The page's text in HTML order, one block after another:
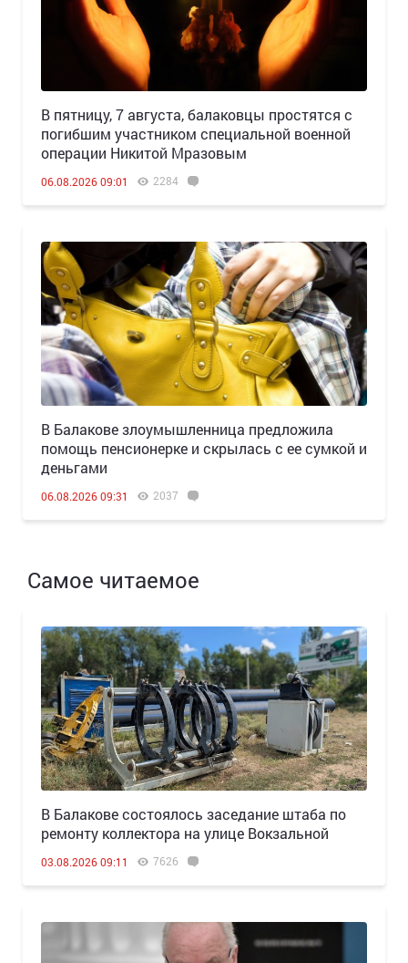
В пятницу, 7 августа, балаковцы простятся с
погибшим участником специальной военной
операции Никитой Мразовым
06.08.2026 09:01 2284
В Балакове злоумышленница предложила
помощь пенсионерке и скрылась с ее сумкой и
деньгами
06.08.2026 09:31 2037
Самое читаемое
В Балакове состоялось заседание штаба по
ремонту коллектора на улице Вокзальной
03.08.2026 09:11 7626